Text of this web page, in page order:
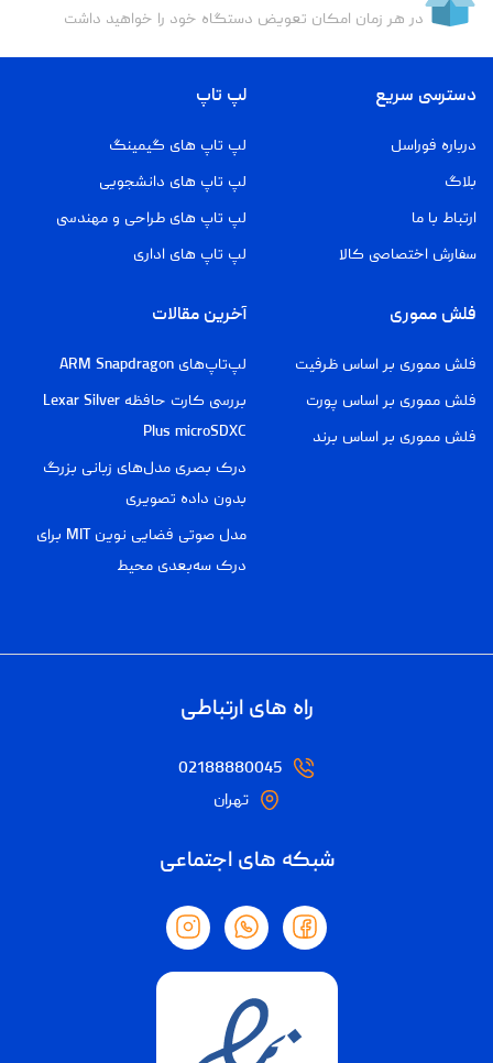
در هر زمان امکان تعویض دستگاه خود را خواهید داشت
دسترسی سریع
درباره فوراسل
بلاگ
ارتباط با ما
سفارش اختصاصی کالا
لپ تاپ
لپ تاپ های گیمینگ
لپ تاپ های دانشجویی
لپ تاپ های طراحی و مهندسی
لپ تاپ های اداری
فلش مموری
فلش مموری بر اساس ظرفیت
فلش مموری بر اساس پورت
فلش مموری بر اساس برند
آخرین مقالات
لپ‌تاپ‌های ARM Snapdragon
بررسی کارت حافظه Lexar Silver
Plus microSDXC
درک بصری مدل‌های زبانی بزرگ
بدون داده تصویری
مدل صوتی فضایی نوین MIT برای
درک سه‌بعدی محیط
راه های ارتباطی
02188880045
تهران
شبکه های اجتماعی